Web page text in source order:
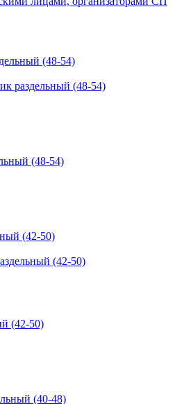
раздельный (48-54)
(48-54)
(42-50)
(42-50)